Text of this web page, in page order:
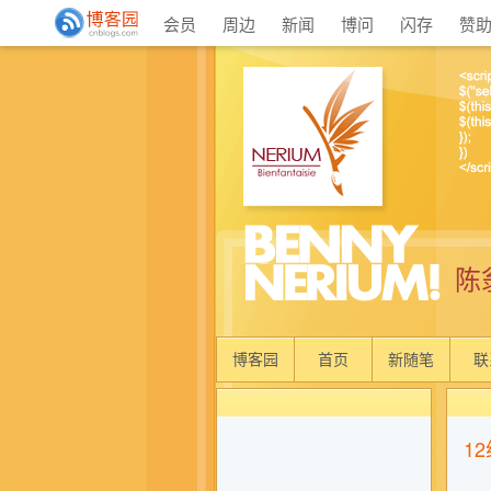
会员 周边 新闻 博问 闪存 赞
陈
博客园 首页 新随笔